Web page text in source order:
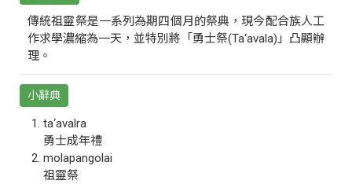
傳統祖靈祭是一系列為期四個月的祭典，現今配合族人工
作求學濃縮為一天，並特別將「勇士祭(Ta‘avala)」凸顯辦
理。
小辭典
ta‘avalra
勇士成年禮
molapangolai
祖靈祭